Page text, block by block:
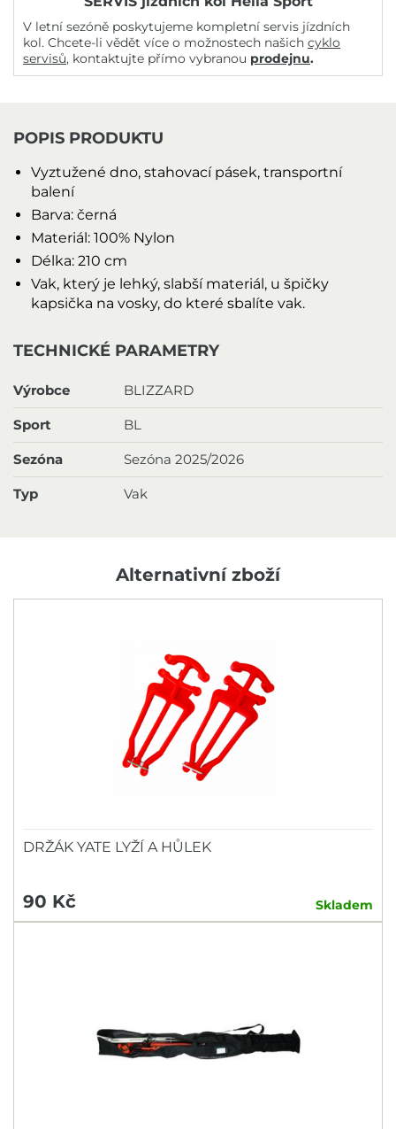
V letní sezóně poskytujeme kompletní servis jízdních
kol. Chcete-li vědět více o možnostech našich cyklo
servisů, kontaktujte přímo vybranou prodejnu.
POPIS PRODUKTU
Vyztužené dno, stahovací pásek, transportní
balení
Barva: černá
Materiál: 100% Nylon
Délka: 210 cm
Vak, který je lehký, slabší materiál, u špičky
kapsička na vosky, do které sbalíte vak.
TECHNICKÉ PARAMETRY
Výrobce BLIZZARD
Sport BL
Sezóna Sezóna 2025/2026
Typ Vak
Alternativní zboží
DRŽÁK YATE LYŽÍ A HŮLEK
90 Kč Skladem